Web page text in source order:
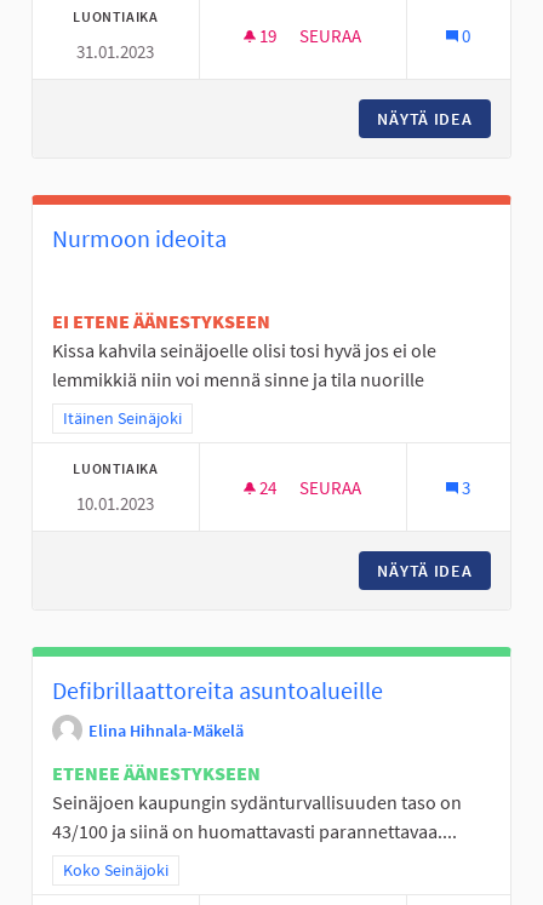
LUONTIAIKA
31.01.2023
19 19 SEURAAJAA
SEURAA 0
NÄYTÄ IDEA
Nurmoon ideoita
EI ETENE ÄÄNESTYKSEEN
Kissa kahvila seinäjoelle olisi tosi hyvä jos ei ole
lemmikkiä niin voi mennä sinne ja tila nuorille
Rajaa tulokset teeman mukaan: Itäinen Seinäjoki
Itäinen Seinäjoki
LUONTIAIKA
10.01.2023
24 24 SEURAAJAA
SEURAA 3
NÄYTÄ IDEA
Defibrillaattoreita asuntoalueille
Elina Hihnala-Mäkelä
ETENEE ÄÄNESTYKSEEN
Seinäjoen kaupungin sydänturvallisuuden taso on
43/100 ja siinä on huomattavasti parannettavaa....
Rajaa tulokset teeman mukaan: Koko Seinäjoki
Koko Seinäjoki